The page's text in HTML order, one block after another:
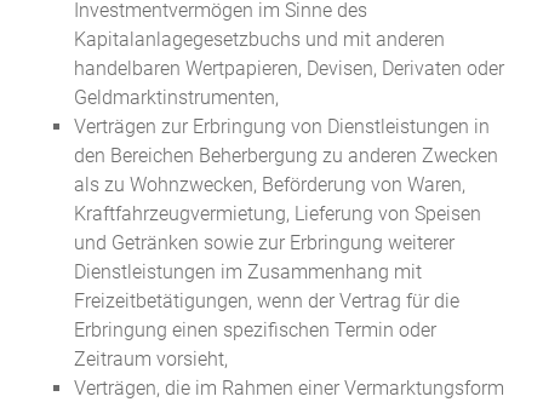
Investmentvermögen im Sinne des
Kapitalanlagegesetzbuchs und mit anderen
handelbaren Wertpapieren, Devisen, Derivaten oder
Geldmarktinstrumenten,
Verträgen zur Erbringung von Dienstleistungen in
den Bereichen Beherbergung zu anderen Zwecken
als zu Wohnzwecken, Beförderung von Waren,
Kraftfahrzeugvermietung, Lieferung von Speisen
und Getränken sowie zur Erbringung weiterer
Dienstleistungen im Zusammenhang mit
Freizeitbetätigungen, wenn der Vertrag für die
Erbringung einen spezifischen Termin oder
Zeitraum vorsieht,
Verträgen, die im Rahmen einer Vermarktungsform